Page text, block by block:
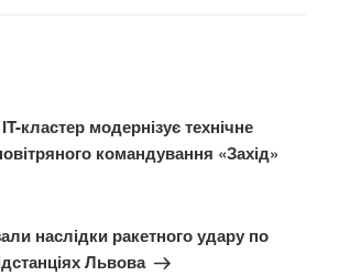
кластер модернізує технічне
командування «Захід»
наслідки ракетного удару по
Львова